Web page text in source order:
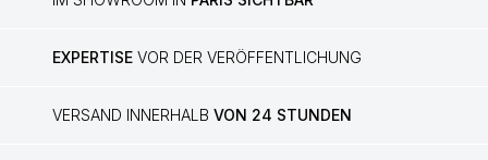
EXPERTISE VOR DER VERÖFFENTLICHUNG
VERSAND INNERHALB VON 24 STUNDEN